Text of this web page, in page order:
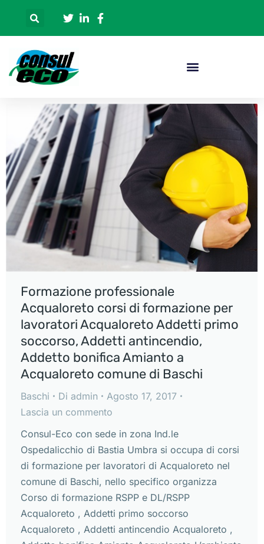
Formazione professionale
Acqualoreto corsi di formazione per
lavoratori Acqualoreto Addetti primo
soccorso, Addetti antincendio,
Addetto bonifica Amianto a
Acqualoreto comune di Baschi
Baschi Di admin
Agosto 17, 2017
Lascia un commento
Consul-Eco con sede in zona Ind.le
Ospedalicchio di Bastia Umbra si occupa di corsi
di formazione per lavoratori di Acqualoreto nel
comune di Baschi, nello specifico organizza
Corso di formazione RSPP e DL/RSPP
Acqualoreto , Addetti primo soccorso
Acqualoreto , Addetti antincendio Acqualoreto ,